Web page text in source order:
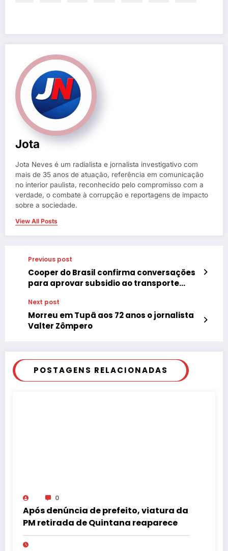
Jota
Jota Neves é um radialista e jornalista investigativo com
mais de 35 anos de atuação, referência em comunicação
no interior paulista, reconhecido pelo compromisso com a
verdade, o combate à corrupção e reportagens de impacto
sobre a sociedade.
View All Posts
Previous post
Cooper do Brasil confirma conversações
para aprovar subsidio ao transporte
Next post
Morreu em Tupã aos 72 anos o jornalista
Valter Zômpero
POSTAGENS RELACIONADAS
0
Após denúncia de prefeito, viatura da
PM retirada de Quintana reaparece